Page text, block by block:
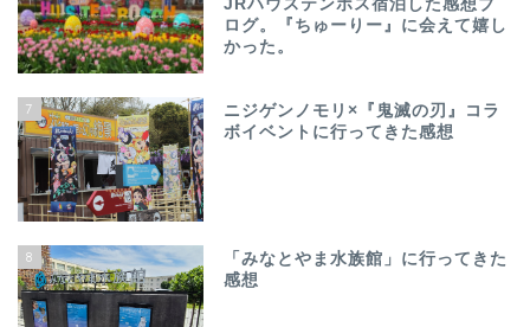
JRハウステンボス宿泊した感想ブ
ログ。『ちゅーりー』に会えて嬉し
かった。
7
ニジゲンノモリ×『鬼滅の刃』コラ
ボイベントに行ってきた感想
8
「みなとやま水族館」に行ってきた
感想